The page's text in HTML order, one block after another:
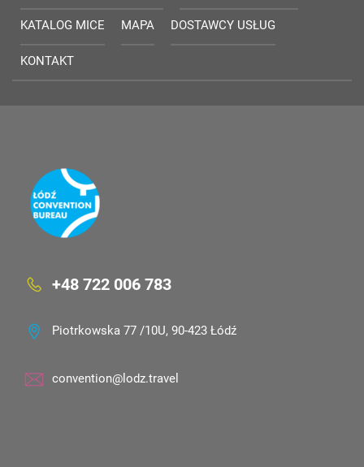
KATALOG MICE MAPA DOSTAWCY USŁUG
KONTAKT
+48 722 006 783
Piotrkowska 77 /10U, 90-423 Łódź
convention@lodz.travel